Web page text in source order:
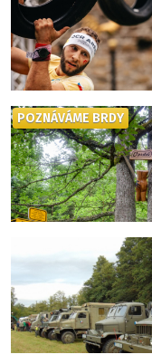
POZNÁVÁME BRDY